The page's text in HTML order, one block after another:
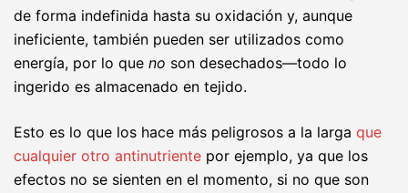
de forma indefinida hasta su oxidación y, aunque
ineficiente, también pueden ser utilizados como
energía, por lo que no son desechados—todo lo
ingerido es almacenado en tejido.
Esto es lo que los hace más peligrosos a la larga que
cualquier otro antinutriente por ejemplo, ya que los
efectos no se sienten en el momento, si no que son